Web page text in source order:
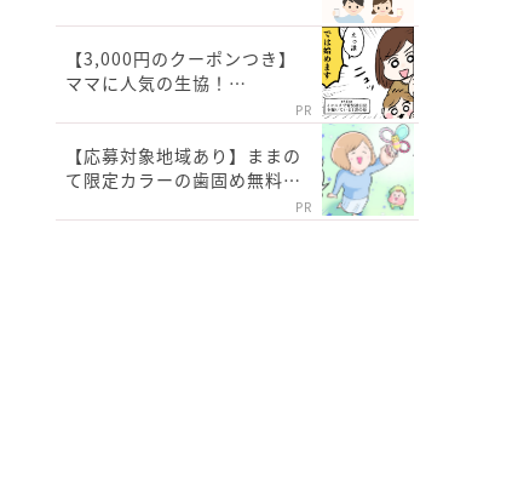
【3,000円のクーポンつき】
ママに人気の生協！…
PR
【応募対象地域あり】ままの
て限定カラーの歯固め無料…
PR